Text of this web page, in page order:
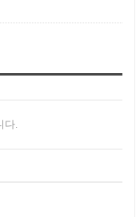
다.